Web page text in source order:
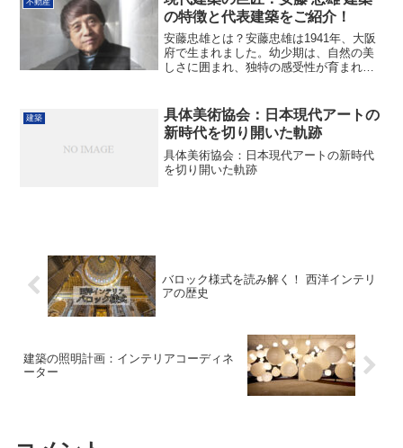
た...
の特徴と代表建築をご紹介！
安藤忠雄とは？安藤忠雄は1941年、大阪
府で生まれました。幼少期は、自然の美
しさに囲まれ、独特の感受性が育まれる
を磨き始めました。1969年に「安藤忠雄
建築研究所」を...
建築
具体美術協会：日本現代アートの
新時代を切り開いた軌跡
具体美術協会：日本現代アートの新時代
を切り開いた軌跡
バロック様式を読み解く！ 西洋インテリ
アの歴史
建築の照明計画：インテリアコーディネ
ーター